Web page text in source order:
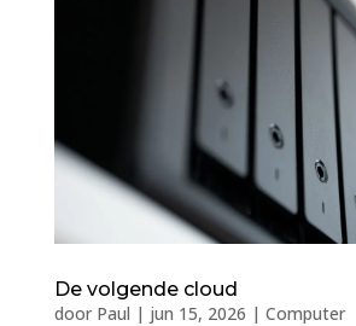
De volgende cloud
door Paul | jun 15, 2026 | Computer